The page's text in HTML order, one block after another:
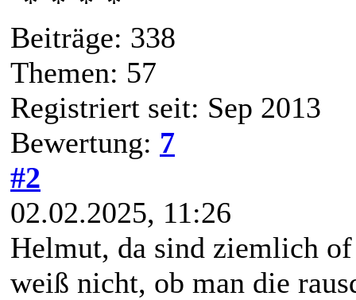
Beiträge: 338
Themen: 57
Registriert seit: Sep 2013
Bewertung: 7
#2
02.02.2025, 11:26
Helmut, da sind ziemlich
weiß nicht, ob man die